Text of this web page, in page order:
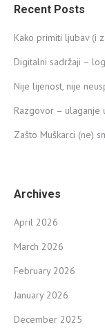
Recent Posts
Kako primiti ljubav (i
Digitalni sadržaji –
Nije lijenost, nije
Razgovor – ulaganje
Zašto Muškarci (ne)
Archives
April 2026
March 2026
February 2026
January 2026
December 2025